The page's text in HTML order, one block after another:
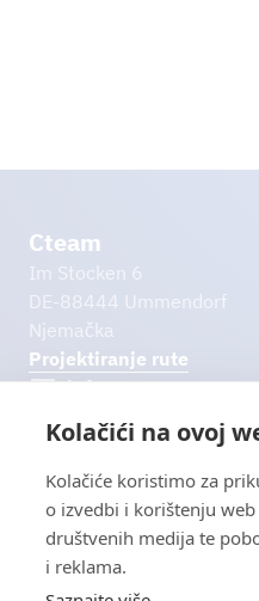
Cteam
Im Stocken 6
DE-88444 Ummendorf
Njemačka
Projektiranje rute
info@cteam.​com
+49 7351 44098-0
Preuzimanja
Impresum
Izjava o zaštiti podataka
Isključenje od odgovornosti
Kolačići na ovoj
Kolačiće koristimo za
o izvedbi i korištenju
društvenih medija te
i reklama.